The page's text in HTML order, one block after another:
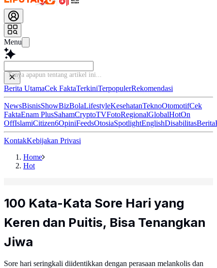
Menu
Baca le
Berita UtamaCek FaktaTerkiniTerpopulerRekomendasi
NewsBisnisShowBizBolaLifestyleKesehatanTeknoOtomotifCek
FaktaEnam PlusSahamCryptoTVFotoRegionalGlobalHotOn
OffIslamiCitizen6OpiniFeedsOtosiaSpotlightEnglishDisabilitasBerita
KontakKebijakan Privasi
Home
Hot
100 Kata-Kata Sore Hari yang
Keren dan Puitis, Bisa Tenangkan
Jiwa
Sore hari seringkali diidentikkan dengan perasaan melankolis dan